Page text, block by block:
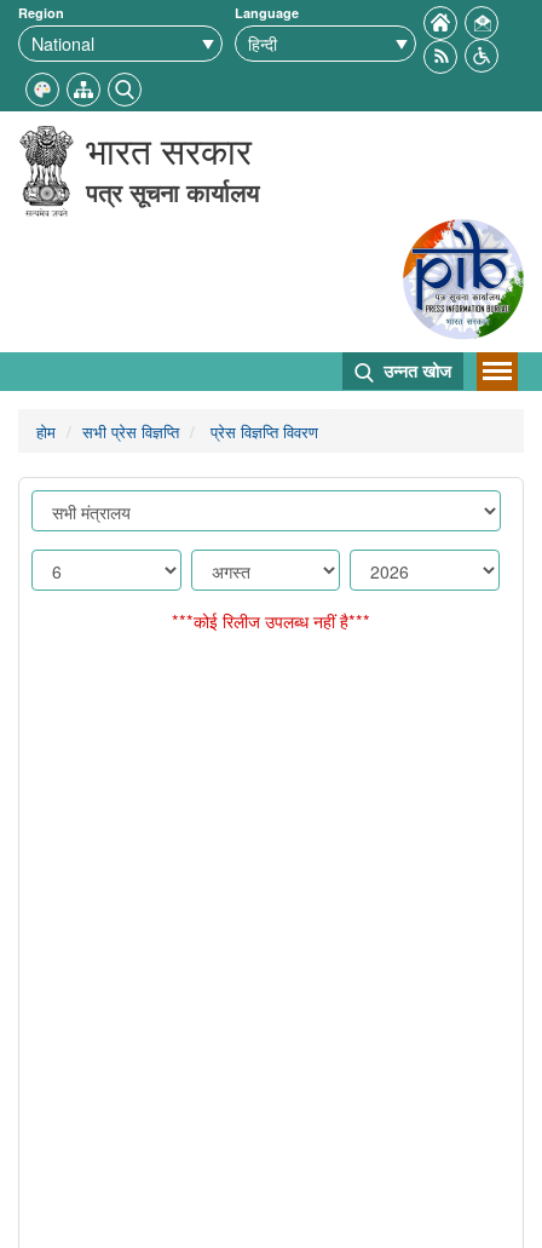
Region Language
भारत सरकार
पत्र सूचना कार्यालय
उन्नत खोज
होम सभी प्रेस विज्ञप्ति प्रेस विज्ञप्ति विवरण
***कोई रिलीज उपलब्ध नहीं है***